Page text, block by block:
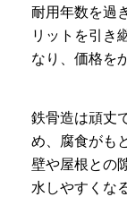
耐用年数を過
リットを引き
なり、価格を
鉄骨造は頑丈
め、腐食がも
壁や屋根との
水しやすくな